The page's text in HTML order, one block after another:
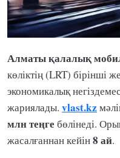
Алматы қалалық
көліктің (LRT) бірінші
экономикалық
жариялады. vlast.kz
млн теңге бөлінеді.
жасалғаннан кейін8 ай.